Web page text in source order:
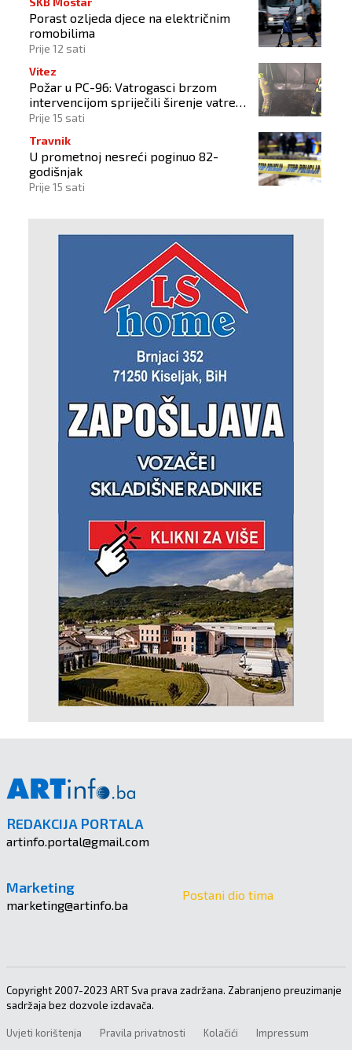
Porast ozljeda djece na električnim
romobilima
Prije 12 sati
Vitez
Požar u PC-96: Vatrogasci brzom
intervencijom spriječili širenje vatre
na okolne objekte
Prije 15 sati
Travnik
U prometnoj nesreći poginuo 82-
godišnjak
Prije 15 sati
REDAKCIJA PORTALA
artinfo.portal@gmail.com
Marketing
marketing@artinfo.ba
Postani dio tima
Copyright 2007-2023 ART Sva prava zadržana. Zabranjeno preuzimanje
sadržaja bez dozvole izdavača.
Uvjeti korištenja Pravila privatnosti Kolačići Impressum